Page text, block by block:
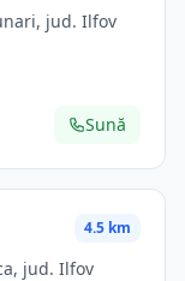
jud. Ilfov
Sună
4.5 km
jud. Ilfov